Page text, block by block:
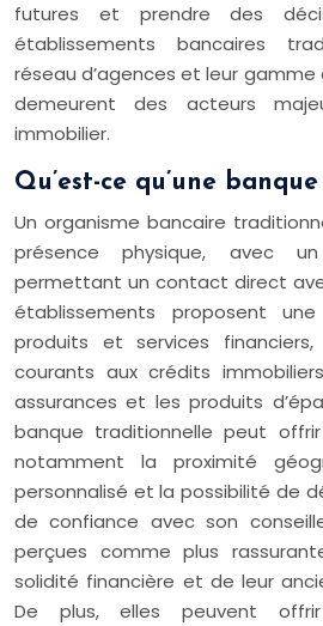
futures et prendre des
établissements bancaires
réseau d’agences et leur gamme
demeurent des acteurs
immobilier.
Qu’est-ce qu’une
Un organisme bancaire
présence physique, avec
permettant un contact direct
établissements proposent
produits et services
courants aux crédits
assurances et les produits
banque traditionnelle peut
notamment la proximité
personnalisé et la possibilité de
de confiance avec son
perçues comme plus
solidité financière et de leur
De plus, elles peuvent